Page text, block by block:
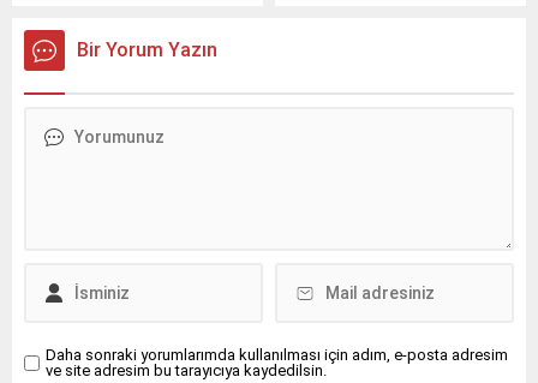
Bir Yorum Yazın
Daha sonraki yorumlarımda kullanılması için adım, e-posta adresim
ve site adresim bu tarayıcıya kaydedilsin.